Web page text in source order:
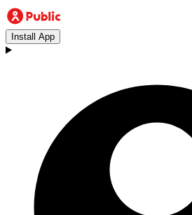
Install App